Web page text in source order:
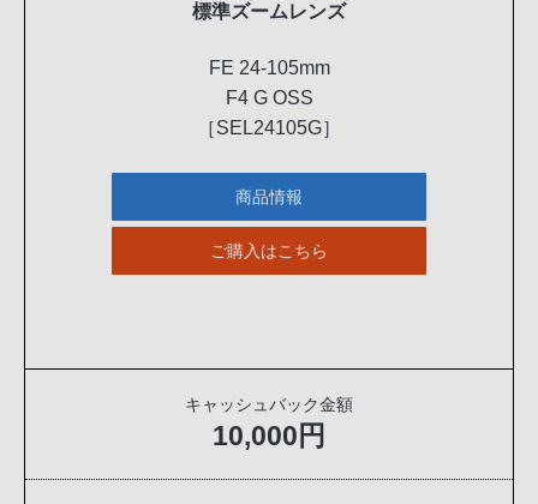
標準ズームレンズ
FE 24-105mm
F4 G OSS
［SEL24105G］
商品情報
ご購入はこちら
キャッシュバック金額
10,000円